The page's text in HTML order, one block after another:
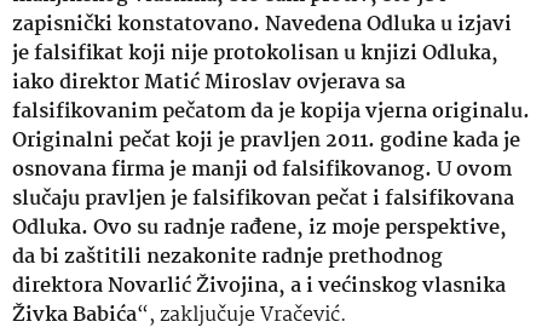
zapisnički konstatovano. Navedena Odluka u izjavi
je falsifikat koji nije protokolisan u knjizi Odluka,
iako direktor Matić Miroslav ovjerava sa
falsifikovanim pečatom da je kopija vjerna originalu.
Originalni pečat koji je pravljen 2011. godine kada je
osnovana firma je manji od falsifikovanog. U ovom
slučaju pravljen je falsifikovan pečat i falsifikovana
Odluka. Ovo su radnje rađene, iz moje perspektive,
da bi zaštitili nezakonite radnje prethodnog
direktora Novarlić Živojina, a i većinskog vlasnika
Živka Babića“, zaključuje Vračević.